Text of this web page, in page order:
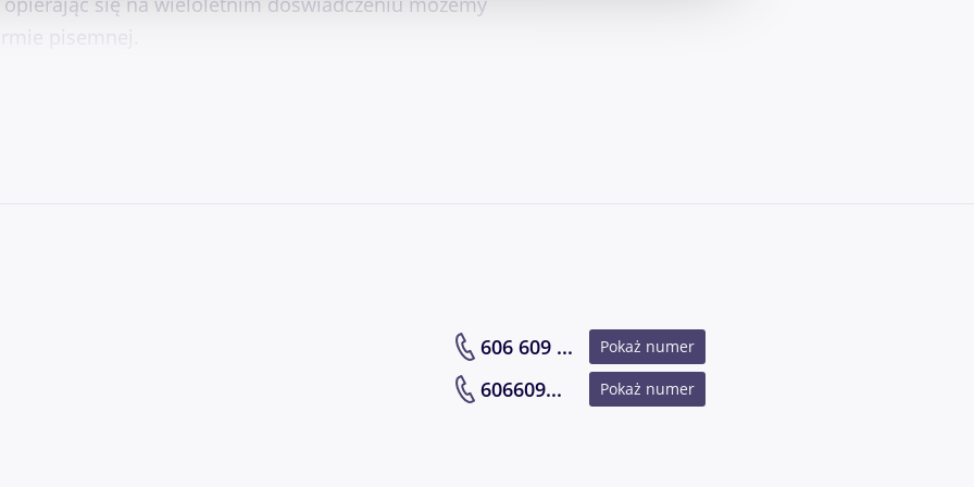
pisemnej.
gwarancją VIP GWARANT, która obejmuje
606 609 ... Pokaż numer
606609... Pokaż numer